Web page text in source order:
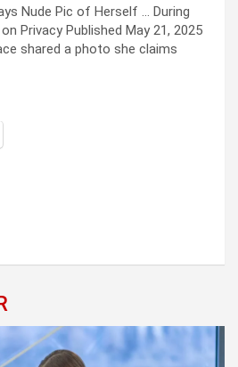
Nude Pic of Herself … During
Privacy Published May 21, 2025
shared a photo she claims